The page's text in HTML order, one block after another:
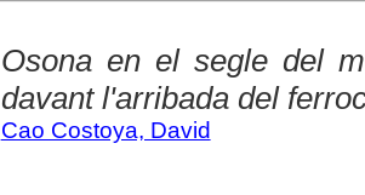
Osona en el segle del
davant l'arribada del
Cao Costoya, David